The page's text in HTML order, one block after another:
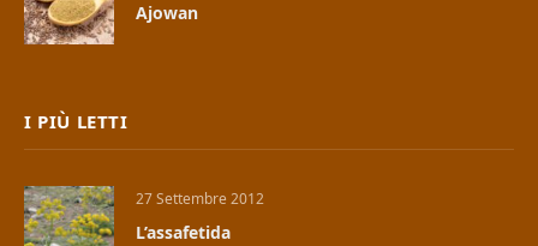
Ajowan
I PIÙ LETTI
27 Settembre 2012
L’assafetida